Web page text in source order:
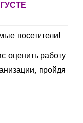
посетители!
оценить работу
пройдя